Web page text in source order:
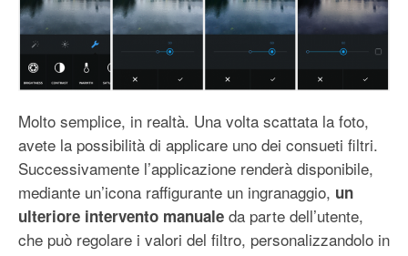
Molto semplice, in realtà. Una volta scattata la foto,
avete la possibilità di applicare uno dei consueti filtri.
Successivamente l’applicazione renderà disponibile,
mediante un’icona raffigurante un ingranaggio, un
ulteriore intervento manuale da parte dell’utente,
che può regolare i valori del filtro, personalizzandolo in